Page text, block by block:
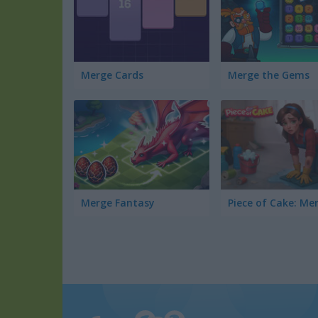
Merge Cards Merge the Gems
Merge Fantasy